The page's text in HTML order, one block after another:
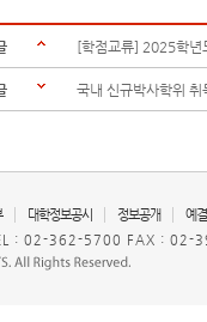
[학점교류] 2025학
국내 신규박사학위 취
대학정보공시 정보공개
예
: 02-362-5700 FAX : 02-